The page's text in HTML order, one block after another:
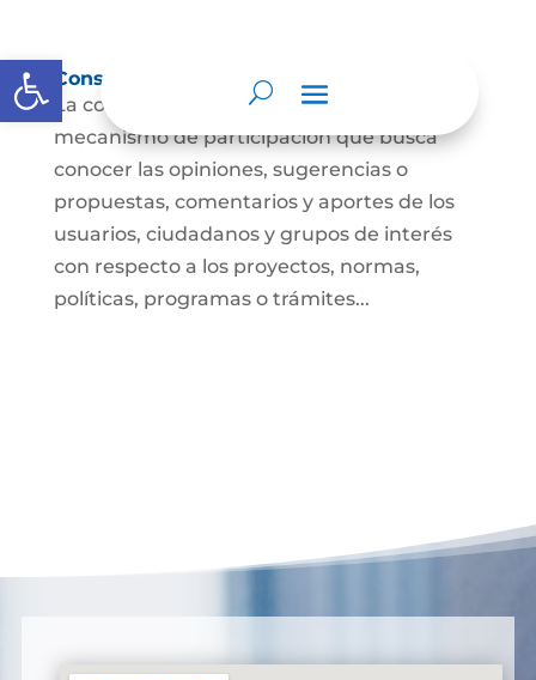
Abrir barra de herramientas
Consulta ciudadana
La consulta a la ciudadanía es un
mecanismo de participación que busca
conocer las opiniones, sugerencias o
propuestas, comentarios y aportes de los
usuarios, ciudadanos y grupos de interés
con respecto a los proyectos, normas,
políticas, programas o trámites...